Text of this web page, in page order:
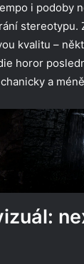
i podoby
stereotypu.
kvalitu –
horor
a